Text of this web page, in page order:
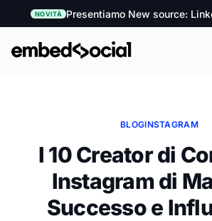
NOVITÀ Presentiamo New source:
BLOGINSTAGRAM
I 10 Creator di
Instagram di
Successo e